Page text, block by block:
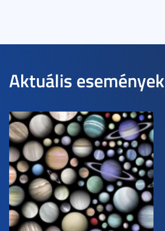
Aktuális események